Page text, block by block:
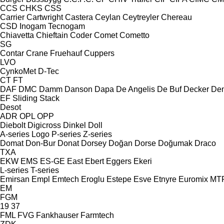
CCS CHKS CSS
Carrier Cartwright Castera Ceylan Ceytreyler Chereau
CSD Inogam Tecnogam
Chiavetta Chieftain Coder Comet Cometto
SG
Contar Crane Fruehauf Cuppers
LVO
CynkoMet D-Tec
CT FT
DAF DMC Damm Danson Dapa De Angelis De Buf Decker
EF Sliding Stack
Desot
ADR OPL OPP
Diebolt Digicross Dinkel Doll
A-series Logo P-series Z-series
Domat Don-Bur Donat Dorsey Doğan Dorse Doğumak Draco
TXA
EKW EMS ES-GE East Ebert Eggers Ekeri
L-series T-series
Emirsan Empl Emtech Eroglu Estepe Esve Etnyre Euromix
EM
FGM
19 37
FML FVG Fankhauser Farmtech